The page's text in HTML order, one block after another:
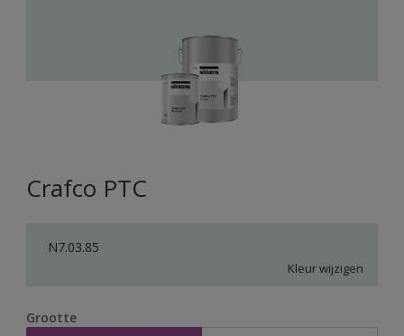
Crafco PTC
N7.03.85
Kleur wijzigen
Grootte